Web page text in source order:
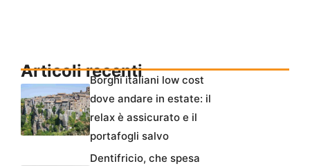
Articoli recentiBorghi italiani low cost
dove andare in estate: il
relax è assicurato e il
portafogli salvo
Dentifricio, che spesa